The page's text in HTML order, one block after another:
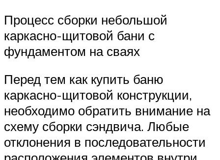
Процесс сборки небольшой
каркасно-щитовой бани с
фундаментом на сваях
Перед тем как купить баню
каркасно-щитовой конструкции,
необходимо обратить внимание на
схему сборки сэндвича. Любые
отклонения в последовательности